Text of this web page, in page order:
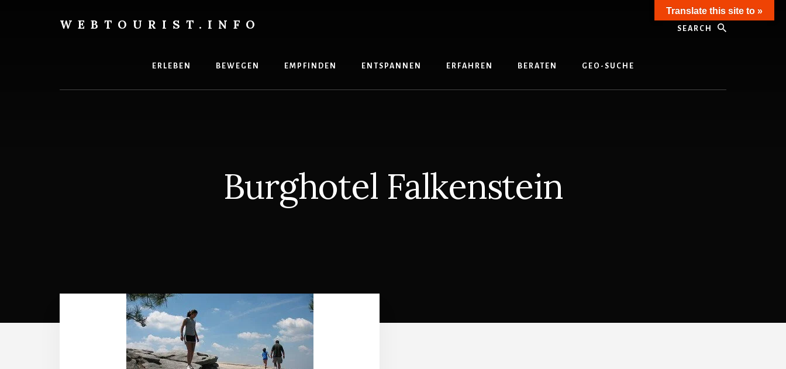
WEBTOURIST.INFO
ERLEBEN BEWEGEN EMPFINDEN ENTSPANNEN ERFAHREN BERATEN GEO-SUCHE
Burghotel Falkenstein
Translate this site to »